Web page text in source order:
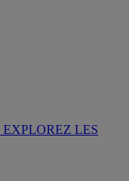
EXPLOREZ LES